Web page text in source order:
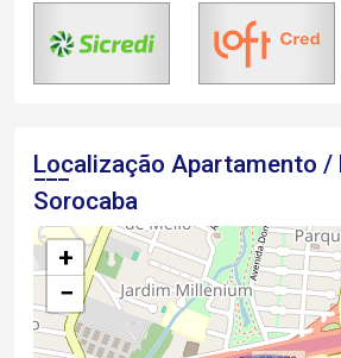
Localização Apartamento /
Sorocaba
+
−